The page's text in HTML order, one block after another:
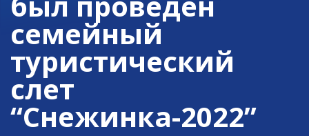
семейный
туристический
слет
“Снежинка-2022”